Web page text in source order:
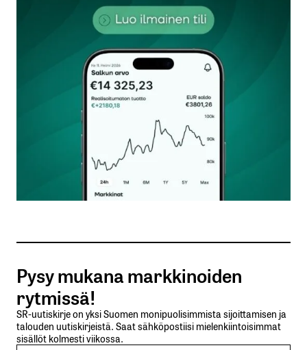
Sähköpostiosoitettasi ei julkaista.Pakolliset
kentät on merkitty*
Kommentti*
Nimesi tai nimimerkkisi
Sähköpostiosoitteesi
Tilaa SalkunRakentajan uutiskirje
Lähetä kommentti
Pysy mukana markkinoiden
rytmissä!
SR-uutiskirje on yksi Suomen monipuolisimmista sijoittamisen ja
talouden uutiskirjeistä. Saat sähköpostiisi mielenkiintoisimmat
sisällöt kolmesti viikossa.